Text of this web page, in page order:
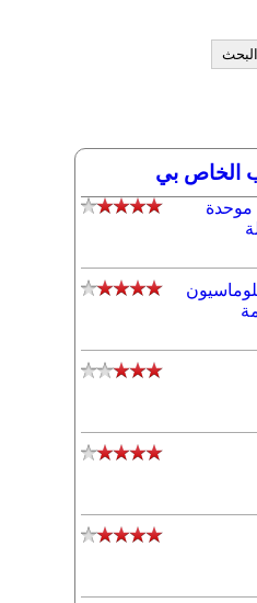
البحث
الخاص بي
موحدة